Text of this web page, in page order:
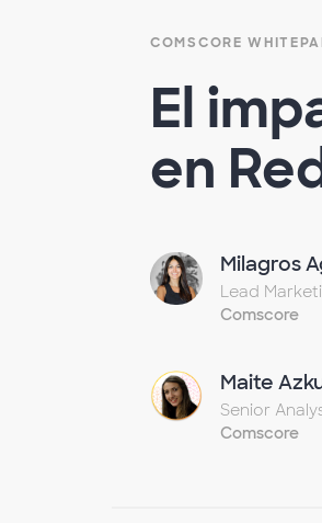
COMSCORE
El
en
Milagros
Lead
Comscore
Maite
Senior
Comscore